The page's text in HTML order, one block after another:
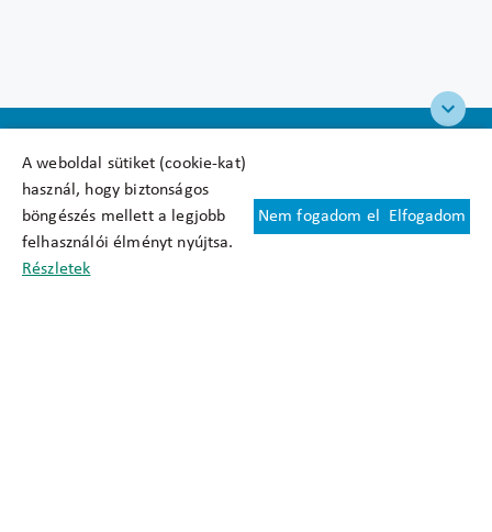
A weboldal sütiket (cookie-kat)
használ, hogy biztonságos
böngészés mellett a legjobb
felhasználói élményt nyújtsa.
Részletek
Nem fogadom el Elfogadom
Felhasználási feltételek